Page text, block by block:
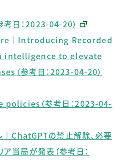
日：2023-04-20）
｜Introducing Recorded
intelligence to elevate
参考日：2023-04-20）
（参考日：2023-04-
ChatGPTの禁止解除、必要
当局が発表（参考日：